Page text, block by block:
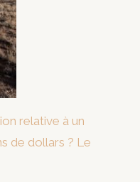
relative à un
de dollars ? Le